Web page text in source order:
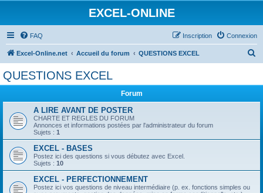
EXCEL-ONLINE
FAQ Connexion
Inscription
Excel-Online.net Accueil du forum QUESTIONS EXCEL
QUESTIONS EXCEL
Forum
A LIRE AVANT DE POSTER
CHARTE ET REGLES DU FORUM
Annonces et informations postées par l'administrateur du forum
Sujets : 1
EXCEL - BASES
Postez ici des questions si vous débutez avec Excel.
Sujets : 10
EXCEL - PERFECTIONNEMENT
Postez ici vos questions de niveau intermédiaire (p. ex. fonctions simples ou